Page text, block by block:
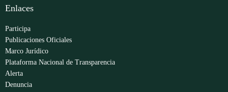
Enlaces
Participa
Publicaciones Oficiales
Marco Jurídico
Plataforma Nacional de Transparencia
Alerta
Denuncia